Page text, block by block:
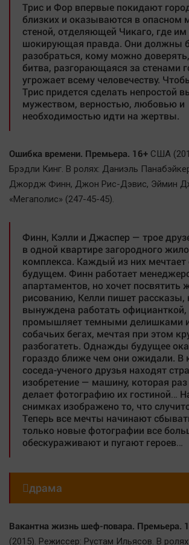
Трис и Фор впервые покидают
близких и оказываются в опасном
стеной, отделяющей Чикаго, где
шокирующая правда. Они должны
разобраться, кому можно
битва, разгорающаяся за стенами
угрожает всему человечеству.
Трис придется сделать непростой
мужеством, верностью, любовью и
необходимостью идти на жертвы.
Ошибка времени. Премьера. 16+ США
Брэдли Кинг. В ролях: Даниэль
Джордж Финн, Джон Рис-Дэвис, Эймин
«Мегаполис» (247-45-45).
Финн, Кэлли и Джаспер — трое
в одной квартире загородного
комплекса. Каждый из них мечтает
будущем. Финн работает
апартаментов, но хочет посвятить
рисованию, Келли пишет рассказы,
вынуждена работать
промышляет темными делишками
собачьих бегах, мечтая при этом
разбогатеть. Однажды будущее
гораздо ближе чем они ожидали. В
соседа-ученого друзья находят
изобретение — машину, которая раз
делает фотографию их гостиной…
снимках изображено то, что
Теперь все мечты начинают
только новые фотографии все
обескураживают и пугают героев…
драма
Вакантна жизнь шеф-повара. Премьера.
(2015). Режиссер: Рустам Ильясов. В